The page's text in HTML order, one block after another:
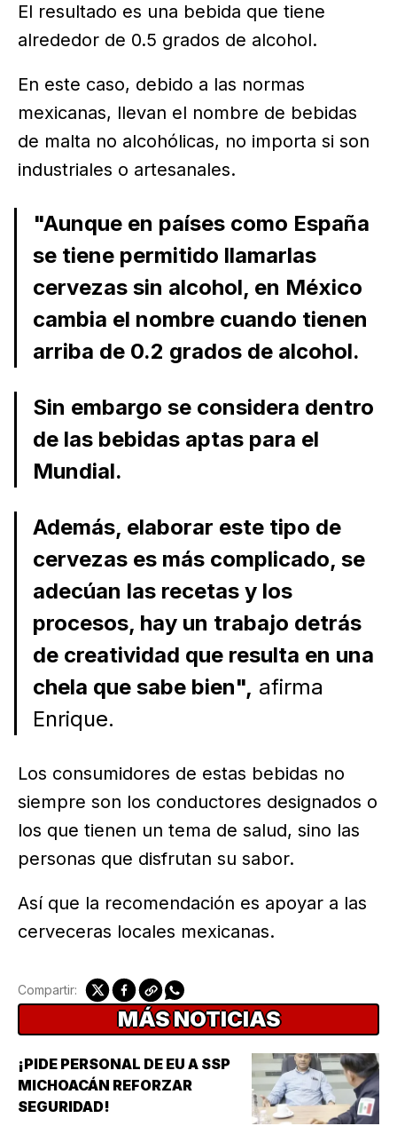
El resultado es una bebida que tiene
alrededor de 0.5 grados de alcohol.
En este caso, debido a las normas
mexicanas, llevan el nombre de bebidas
de malta no alcohólicas, no importa si son
industriales o artesanales.
"Aunque en países como España
se tiene permitido llamarlas
cervezas sin alcohol, en México
cambia el nombre cuando tienen
arriba de 0.2 grados de alcohol.
Sin embargo se considera dentro
de las bebidas aptas para el
Mundial.
Además, elaborar este tipo de
cervezas es más complicado, se
adecúan las recetas y los
procesos, hay un trabajo detrás
de creatividad que resulta en una
chela que sabe bien", afirma
Enrique.
Los consumidores de estas bebidas no
siempre son los conductores designados o
los que tienen un tema de salud, sino las
personas que disfrutan su sabor.
Así que la recomendación es apoyar a las
cerveceras locales mexicanas.
Compartir:
MÁS NOTICIAS
¡PIDE PERSONAL DE EU A SSP
MICHOACÁN REFORZAR
SEGURIDAD!